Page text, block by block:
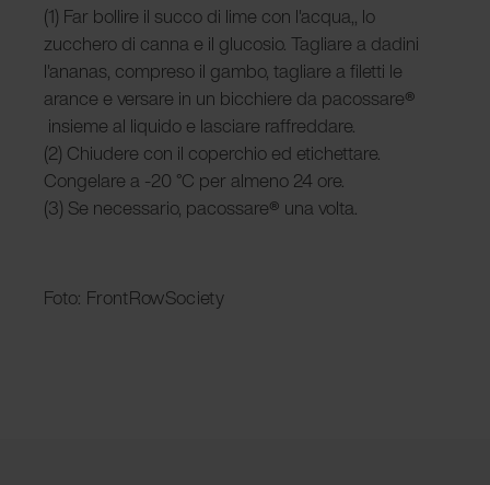
(1) Far bollire il succo di lime con l'acqua,, lo
zucchero di canna e il glucosio. Tagliare a dadini
l'ananas, compreso il gambo, tagliare a filetti le
arance e versare in un bicchiere da pacossare®
insieme al liquido e lasciare raffreddare.
(2) Chiudere con il coperchio ed etichettare.
Congelare a -20 °C per almeno 24 ore.
(3) Se necessario, pacossare® una volta.
Foto: FrontRowSociety